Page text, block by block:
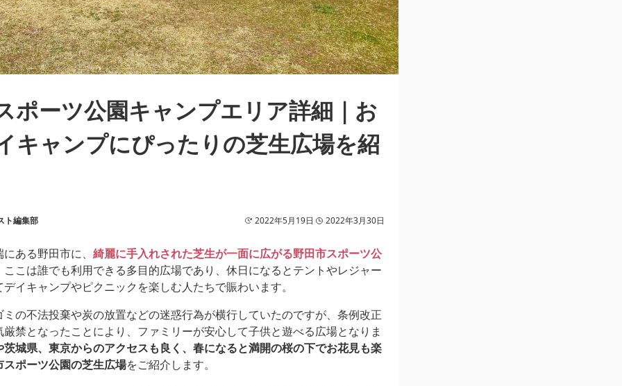
ポーツ公園キャンプエリア詳細｜お
キャンプにぴったりの芝生広場を紹
ト編集部 2022年5月19日 2022年3月30日
ある野田市に、 綺麗に手入れされた芝生が一面に広がる野田市スポーツ公
ここは誰でも利用できる多目的広場であり、休日になるとテントやレジャー
イキャンプやピクニックを楽しむ人たちで賑わいます。
の不法投棄や炭の放置などの迷惑行為が横行していたのですが、条例改正
禁となったことにより、ファミリーが安心して子供と遊べる広場となりま
茨城県、東京からのアクセスも良く、春になると満開の桜の下でお花見も楽
ポーツ公園の芝生広場をご紹介します。